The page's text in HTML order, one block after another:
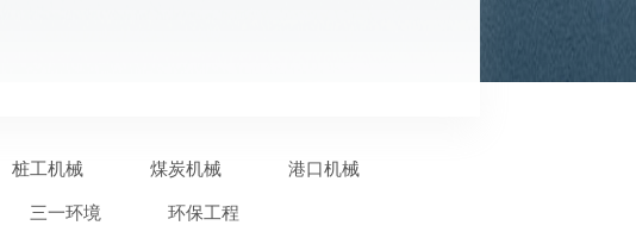
桩工机械 煤炭机械 港口机械
三一环境 环保工程